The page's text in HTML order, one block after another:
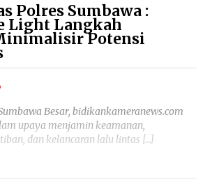
Polres Sumbawa :
Light Langkah
Potensi
Besar, bidikankameranews.com
upaya menjamin keamanan,
dan kelancaran lalu lintas […]